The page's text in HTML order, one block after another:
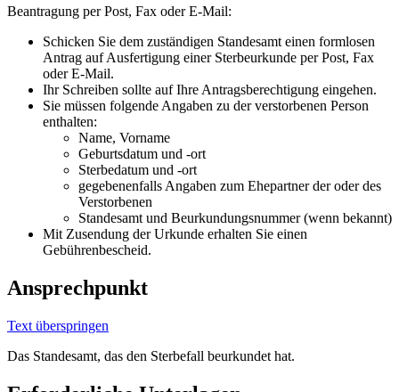
Beantragung per Post, Fax oder E-Mail:
Schicken Sie dem zuständigen Standesamt einen formlosen
Antrag auf Ausfertigung einer Sterbeurkunde per Post, Fax
oder E-Mail.
Ihr Schreiben sollte auf Ihre Antragsberechtigung eingehen.
Sie müssen folgende Angaben zu der verstorbenen Person
enthalten:
Name, Vorname
Geburtsdatum und -ort
Sterbedatum und -ort
gegebenenfalls Angaben zum Ehepartner der oder des
Verstorbenen
Standesamt und Beurkundungsnummer (wenn bekannt)
Mit Zusendung der Urkunde erhalten Sie einen
Gebührenbescheid.
Ansprechpunkt
Text überspringen
Das Standesamt, das den Sterbefall beurkundet hat.